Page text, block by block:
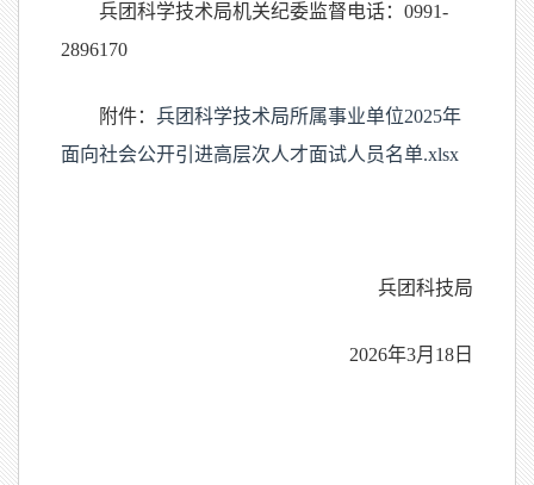
兵团科学技术局机关纪委监督电话：0991-
2896170
附件： 兵团科学技术局所属事业单位2025年
面向社会公开引进高层次人才面试人员名单.xlsx
兵团科技局
2026年3月18日